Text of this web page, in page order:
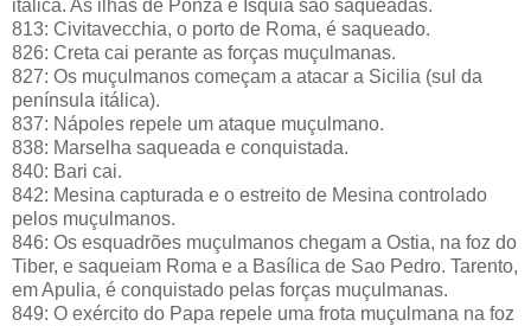
itálica. As ilhas de Ponza e Isquia são saqueadas.
813: Civitavecchia, o porto de Roma, é saqueado.
826: Creta cai perante as forças muçulmanas.
827: Os muçulmanos começam a atacar a Sicilia (sul da
península itálica).
837: Nápoles repele um ataque muçulmano.
838: Marselha saqueada e conquistada.
840: Bari cai.
842: Mesina capturada e o estreito de Mesina controlado
pelos muçulmanos.
846: Os esquadrões muçulmanos chegam a Ostia, na foz do
Tiber, e saqueiam Roma e a Basílica de Sao Pedro. Tarento,
em Apulia, é conquistado pelas forças muçulmanas.
849: O exército do Papa repele uma frota muçulmana na foz